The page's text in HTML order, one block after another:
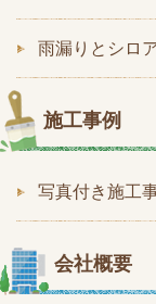
雨漏りとシロ
施工事例
写真付き施工
会社概要